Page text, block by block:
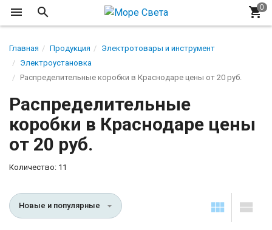
Главная Продукция
Электротовары и инструмент
Электроустановка
Распределительные коробки в Краснодаре цены от 20 руб.
Распределительные
коробки в Краснодаре цены
от 20 руб.
Количество: 11
Новые и популярные